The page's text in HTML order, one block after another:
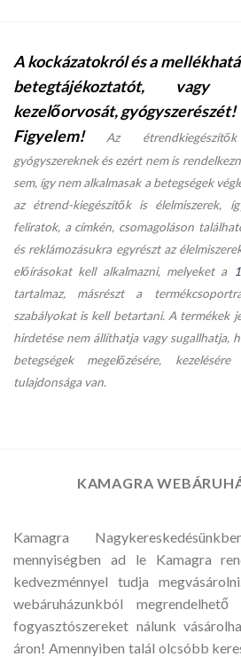
A kockázatokról és a
betegtájékoztatót, vagy
kezelőorvosát, gyógyszerészét!
Figyelem!Az
gyógyszereknek és ezért nem is
sem, így nem alkalmasak a betegségek
az étrend-kiegészítők is élelmiszerek,
feliratok, a címkén, csomagoláson
és reklámozásukra egyrészt az
előírásokat kell alkalmazni, melyeket a
tartalmaz, másrészt a
szabályokat is kell betartani. A termékek
hirdetése nem állíthatja vagy sugallhatja,
betegségek megelőzésére,
tulajdonsága van.
KAMAGRA
Kamagra
mennyiségben ad le Kamagra
kedvezménnyel tudja
webáruházunkból
fogyasztószereket nálunk
áron! Amennyiben talál olcsóbb